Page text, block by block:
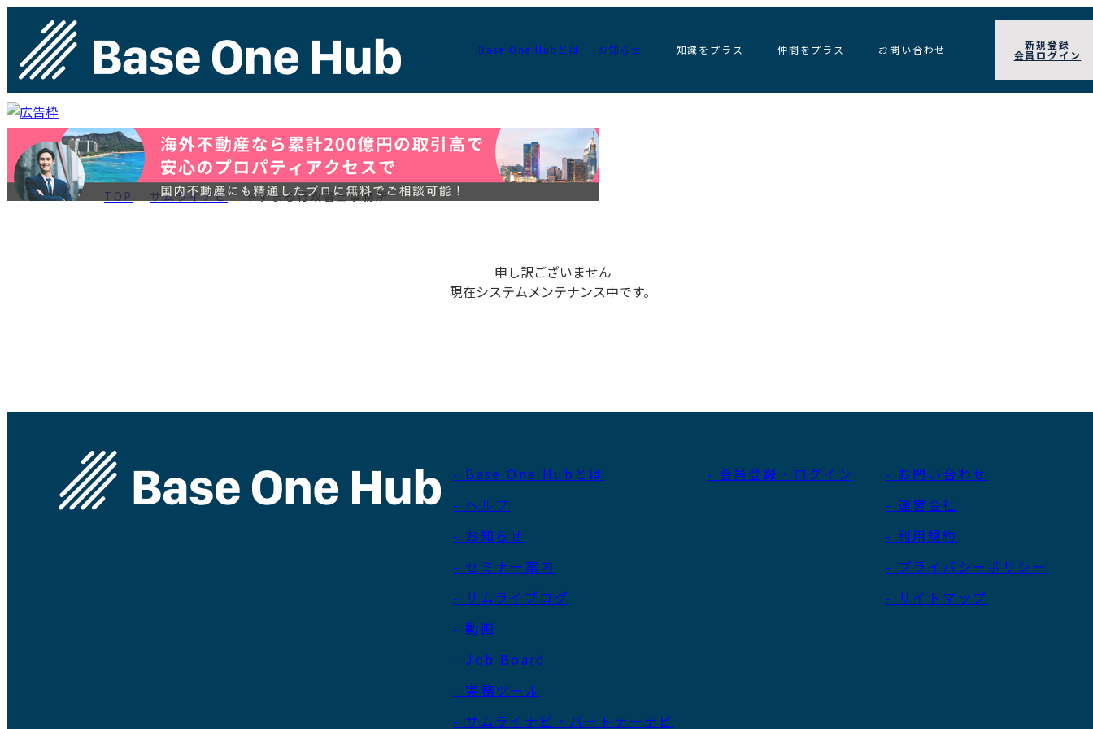
Base One Hubとは お知らせ 知識をプラス 仲間をプラス お問い合わせ 新規登録
会員ログイン
TOP サムライナビ やすまる行政書士事務所
申し訳ございません
現在システムメンテナンス中です。
- Base One Hubとは
- ヘルプ
- お知らせ
- セミナー案内
- サムライブログ
- 動画
- Job Board
- 実務ツール
- サムライナビ・パートナーナビ
- 会員登録・ログイン
- お問い合わせ
- 運営会社
- 利用規約
- プライバシーポリシー
- サイトマップ